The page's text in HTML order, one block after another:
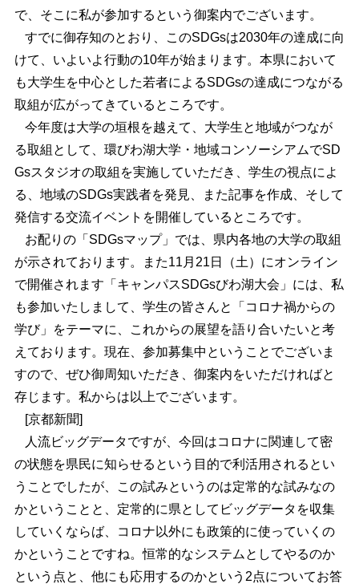
で、そこに私が参加するという御案内でございます。
すでに御存知のとおり、このSDGsは2030年の達成に向
けて、いよいよ行動の10年が始まります。本県において
も大学生を中心とした若者によるSDGsの達成につながる
取組が広がってきているところです。
今年度は大学の垣根を越えて、大学生と地域がつなが
る取組として、環びわ湖大学・地域コンソーシアムでSD
Gsスタジオの取組を実施していただき、学生の視点によ
る、地域のSDGs実践者を発見、また記事を作成、そして
発信する交流イベントを開催しているところです。
お配りの「SDGsマップ」では、県内各地の大学の取組
が示されております。また11月21日（土）にオンライン
で開催されます「キャンパスSDGsびわ湖大会」には、私
も参加いたしまして、学生の皆さんと「コロナ禍からの
学び」をテーマに、これからの展望を語り合いたいと考
えております。現在、参加募集中ということでございま
すので、ぜひ御周知いただき、御案内をいただければと
存じます。私からは以上でございます。
[京都新聞]
人流ビッグデータですが、今回はコロナに関連して密
の状態を県民に知らせるという目的で利活用されるとい
うことでしたが、この試みというのは定常的な試みなの
かということと、定常的に県としてビッグデータを収集
していくならば、コロナ以外にも政策的に使っていくの
かということですね。恒常的なシステムとしてやるのか
という点と、他にも応用するのかという2点についてお答